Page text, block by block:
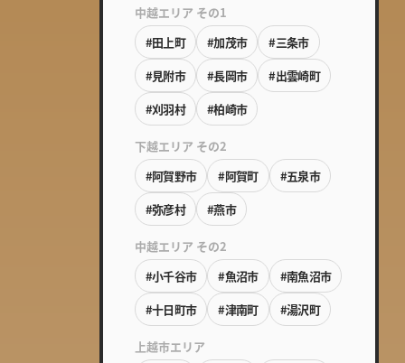
中越エリア その1
#田上町
#加茂市
#三条市
#見附市
#長岡市
#出雲崎町
#刈羽村
#柏崎市
下越エリア その2
#阿賀野市
#阿賀町
#五泉市
#弥彦村
#燕市
中越エリア その2
#小千谷市
#魚沼市
#南魚沼市
#十日町市
#津南町 #湯沢町
上越市エリア